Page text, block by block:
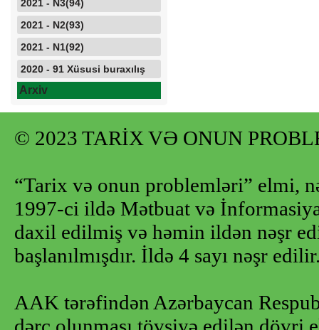
2021 - N3(94)
2021 - N2(93)
2021 - N1(92)
2020 - 91 Xüsusi buraxılış
Arxiv
© 2023 TARİX VƏ ONUN
“Tarix və onun problemləri” elmi,
1997-ci ildə Mətbuat və
daxil edilmiş və həmin ildən nəşr
başlanılmışdır. İldə 4 sayı nəşr
AAK tərəfindən Azərbaycan